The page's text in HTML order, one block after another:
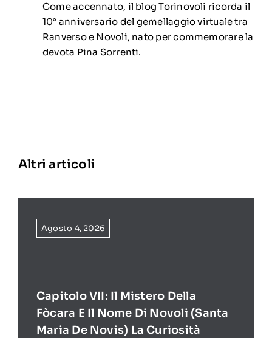
Come accennato, il blog Torinovoli ricorda il
10° anniversario del gemellaggio virtuale tra
Ranverso e Novoli, nato per commemorare la
devota Pina Sorrenti.
Altri articoli
Agosto 4, 2026
Capitolo VII: Il Mistero Della
Fòcara E Il Nome Di Novoli (Santa
Maria De Novis) La Curiosità